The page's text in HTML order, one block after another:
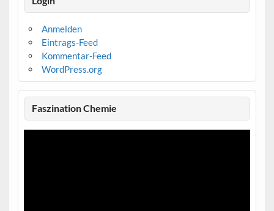
Anmelden
Eintrags-Feed
Kommentar-Feed
WordPress.org
Faszination Chemie
Video-